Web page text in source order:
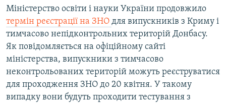
Міністерство освіти і науки України продовжило
термін реєстрації на ЗНО для випускників з Криму і
тимчасово непідконтрольних територій Донбасу.
Як повідомляється на офіційному сайті
міністерства, випускники з тимчасово
неконтрольованих територій можуть реєструватися
для проходження ЗНО до 20 квітня. У такому
випадку вони будуть проходити тестування з